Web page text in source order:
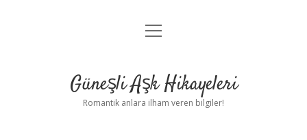
Anasayfa
Yasal Uyarı
menüyü
Güneşli Aşk Hikayeleri
Romantik anlara ilham veren bilgiler!